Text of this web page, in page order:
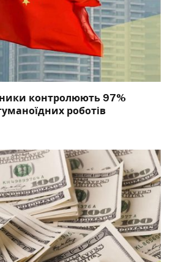
контролюють 97%
роботів